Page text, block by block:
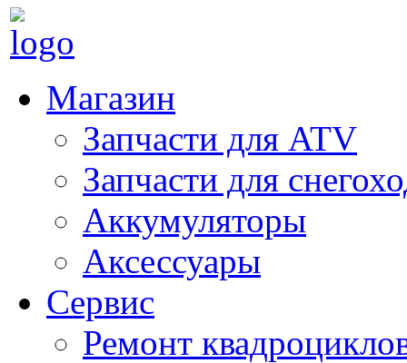
Магазин
Запчасти для ATV
Запчасти для
Аккумуляторы
Аксессуары
Сервис
Ремонт